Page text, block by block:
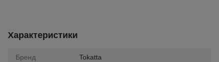
Характеристики
Бренд Tokatta